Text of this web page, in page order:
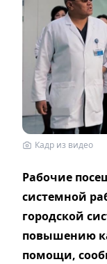
Кадр из видео
Рабочие
системной
городской
повышению
помощи,